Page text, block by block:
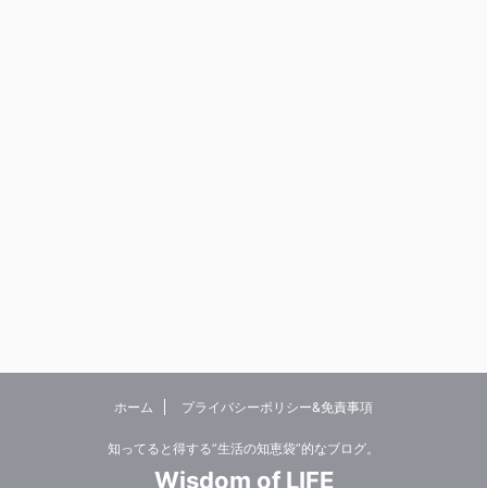
ホーム プライバシーポリシー&免責事項
知ってると得する”生活の知恵袋”的なブログ。
Wisdom of LIFE